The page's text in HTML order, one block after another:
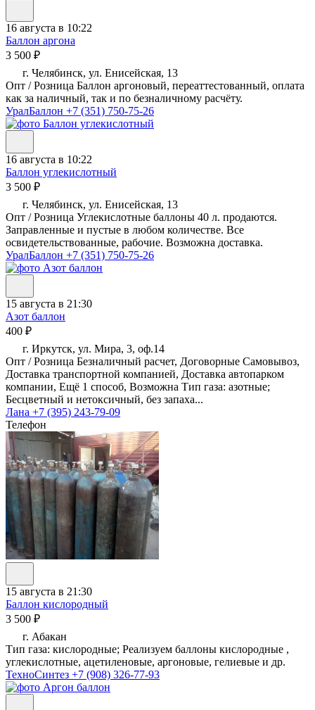
16 августа в 10:22
Баллон аргона
3 500 ₽
г. Челябинск, ул. Енисейская, 13
Опт / Розница Баллон аргоновый, переаттестованный, оплата
как за наличный, так и по безналичному расчёту.
УралБаллон +7 (351) 750-75-26
16 августа в 10:22
Баллон углекислотный
3 500 ₽
г. Челябинск, ул. Енисейская, 13
Опт / Розница Углекислотные баллоны 40 л. продаются.
Заправленные и пустые в любом количестве. Все
освидетельствованные, рабочие. Возможна доставка.
УралБаллон +7 (351) 750-75-26
15 августа в 21:30
Азот баллон
400 ₽
г. Иркутск, ул. Мира, 3, оф.14
Опт / Розница Безналичный расчет, Договорные Самовывоз,
Доставка транспортной компанией, Доставка автопарком
компании, Ещё 1 способ, Возможна Тип газа: азотные;
Бесцветный и нетоксичный, без запаха...
Лана +7 (395) 243-79-09
Телефон
15 августа в 21:30
Баллон кислородный
3 500 ₽
г. Абакан
Тип газа: кислородные; Реализуем баллоны кислородные ,
углекислотные, ацетиленовые, аргоновые, гелиевые и др.
ТехноСинтез +7 (908) 326-77-93